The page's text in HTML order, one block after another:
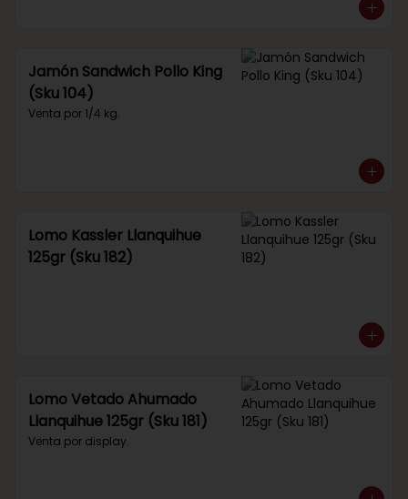
Jamón Sandwich Pollo King
(Sku 104)
Venta por 1/4 kg.
Lomo Kassler Llanquihue
125gr (Sku 182)
Lomo Vetado Ahumado
Llanquihue 125gr (Sku 181)
Venta por display.